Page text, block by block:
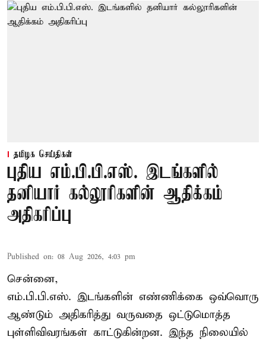
தமிழக செய்திகள்
புதிய எம்.பி.பி.எஸ். இடங்களில்
தனியார் கல்லூரிகளின் ஆதிக்கம்
அதிகரிப்பு
Published on: 08 Aug 2026, 4:03 pm
சென்னை,
எம்.பி.பி.எஸ். இடங்களின் எண்ணிக்கை ஒவ்வொரு
ஆண்டும் அதிகரித்து வருவதை ஒட்டுமொத்த
புள்ளிவிவரங்கள் காட்டுகின்றன. இந்த நிலையில்